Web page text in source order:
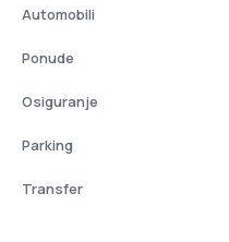
Automobili
Ponude
Osiguranje
Parking
Transfer